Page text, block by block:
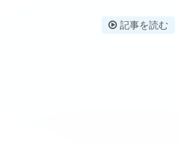
記事を読む